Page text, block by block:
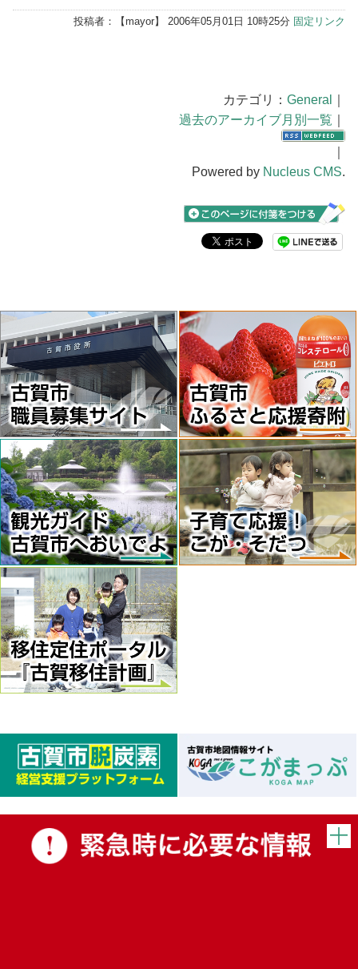
投稿者：【mayor】 2006年05月01日 10時25分 固定リンク
カテゴリ： General
過去のアーカイブ月別一覧
Powered by Nucleus CMS.